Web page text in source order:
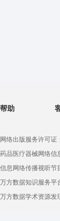
帮助
网络出版服务许可证
药品医疗器械网络信
信息网络传播视听节
万方数据知识服务平
万方数据学术资源发